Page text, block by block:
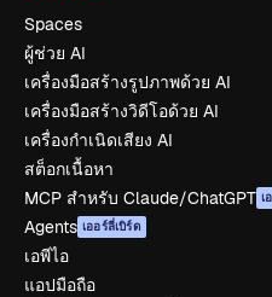
Spaces
ผู้ช่วย AI
เครื่องมือสร้างรูปภาพด้วย AI
เครื่องมือสร้างวิดีโอด้วย AI
เครื่องกำเนิดเสียง AI
สต็อกเนื้อหา
MCP สำหรับ Claude/ChatGPT เ
Agents เออร์ลี่เบิร์ด
เอพีไอ
แอปมือถือ